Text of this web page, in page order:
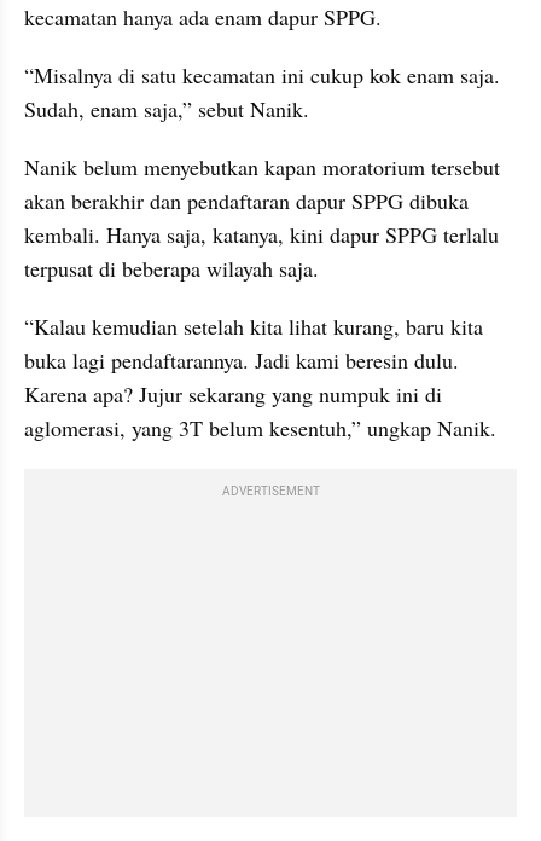
kecamatan hanya ada enam dapur SPPG.
“Misalnya di satu kecamatan ini cukup kok enam saja.
Sudah, enam saja,” sebut Nanik.
Nanik belum menyebutkan kapan moratorium tersebut
akan berakhir dan pendaftaran dapur SPPG dibuka
kembali. Hanya saja, katanya, kini dapur SPPG terlalu
terpusat di beberapa wilayah saja.
“Kalau kemudian setelah kita lihat kurang, baru kita
buka lagi pendaftarannya. Jadi kami beresin dulu.
Karena apa? Jujur sekarang yang numpuk ini di
aglomerasi, yang 3T belum kesentuh,” ungkap Nanik.
ADVERTISEMENT